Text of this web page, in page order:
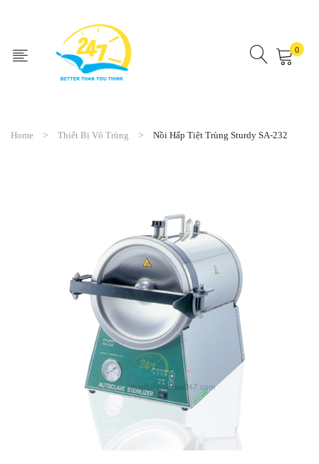
0
Home Thiết Bị Vô Trùng Nồi Hấp Tiệt Trùng Sturdy SA-232